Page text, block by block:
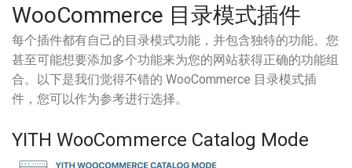
WooCommerce 目录模式插件
每个插件都有自己的目录模式功能，并包含独特的功能。您
甚至可能想要添加多个功能来为您的网站获得正确的功能组
合。以下是我们觉得不错的 WooCommerce 目录模式插
件，您可以作为参考进行选择。
YITH WooCommerce Catalog Mode